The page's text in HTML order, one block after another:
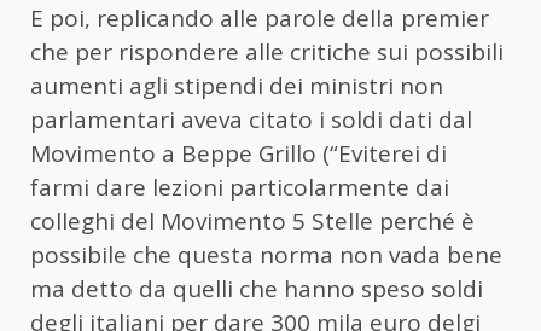
E poi, replicando alle parole della premier
che per rispondere alle critiche sui possibili
aumenti agli stipendi dei ministri non
parlamentari aveva citato i soldi dati dal
Movimento a Beppe Grillo (“Eviterei di
farmi dare lezioni particolarmente dai
colleghi del Movimento 5 Stelle perché è
possibile che questa norma non vada bene
ma detto da quelli che hanno speso soldi
degli italiani per dare 300 mila euro delgi